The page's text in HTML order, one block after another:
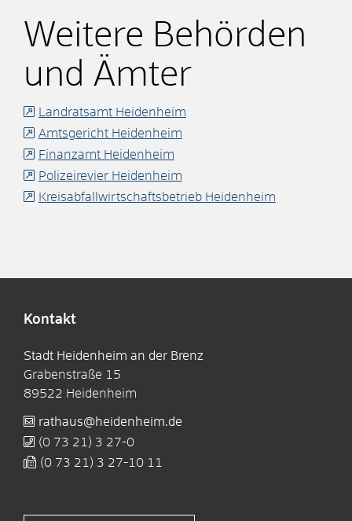
Weitere Behörden
und Ämter
Landratsamt Heidenheim
Amtsgericht Heidenheim
Finanzamt Heidenheim
Polizeirevier Heidenheim
Kreisabfallwirtschaftsbetrieb Heidenheim
Kontakt
Stadt Heidenheim an der Brenz
Grabenstraße 15
89522 Heidenheim
rathaus@heidenheim.de
(0 73 21) 3 27-0
(0 73 21) 3 27-10 11